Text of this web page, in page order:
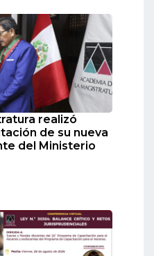
realizó
de su nueva
del Ministerio